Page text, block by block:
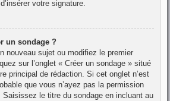
votre signature.
un sondage ?
nouveau sujet ou modifiez le premier
sur l’onglet « Créer un sondage » situé
principal de rédaction. Si cet onglet n’est
que vous n’ayez pas la permission
Saisissez le titre du sondage en incluant au